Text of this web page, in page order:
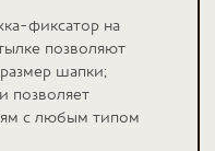
фиксатор на
позволяют
шапки;
позволяет
с любым типом